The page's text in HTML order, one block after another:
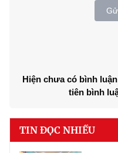
Hiện chưa có bình
tiên bình
TIN ĐỌC NHIỀU